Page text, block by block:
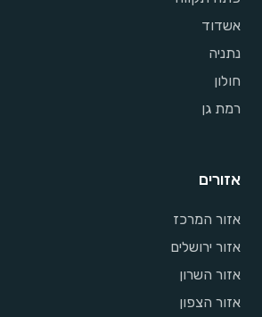
אשדוד
נתניה
חולון
רמת גן
אזורים
אזור המרכז
אזור ירושלים
אזור השרון
אזור הצפון